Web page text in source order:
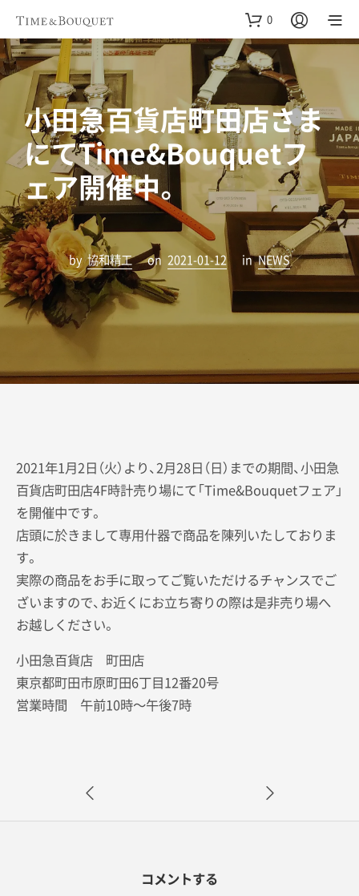
0
小田急百貨店町田店さま
にてTime&Bouquetフ
ェア開催中。
by 協和精工 on 2021-01-12 inNEWS
2021年1月2日（火）より、2月28日（日）までの期間、小田急
百貨店町田店4F時計売り場にて「Time&Bouquetフェア」
を開催中です。
店頭に於きまして専用什器で商品を陳列いたしておりま
す。
実際の商品をお手に取ってご覧いただけるチャンスでご
ざいますので、お近くにお立ち寄りの際は是非売り場へ
お越しください。
小田急百貨店 町田店
東京都町田市原町田6丁目12番20号
営業時間 午前10時～午後7時
コメントする